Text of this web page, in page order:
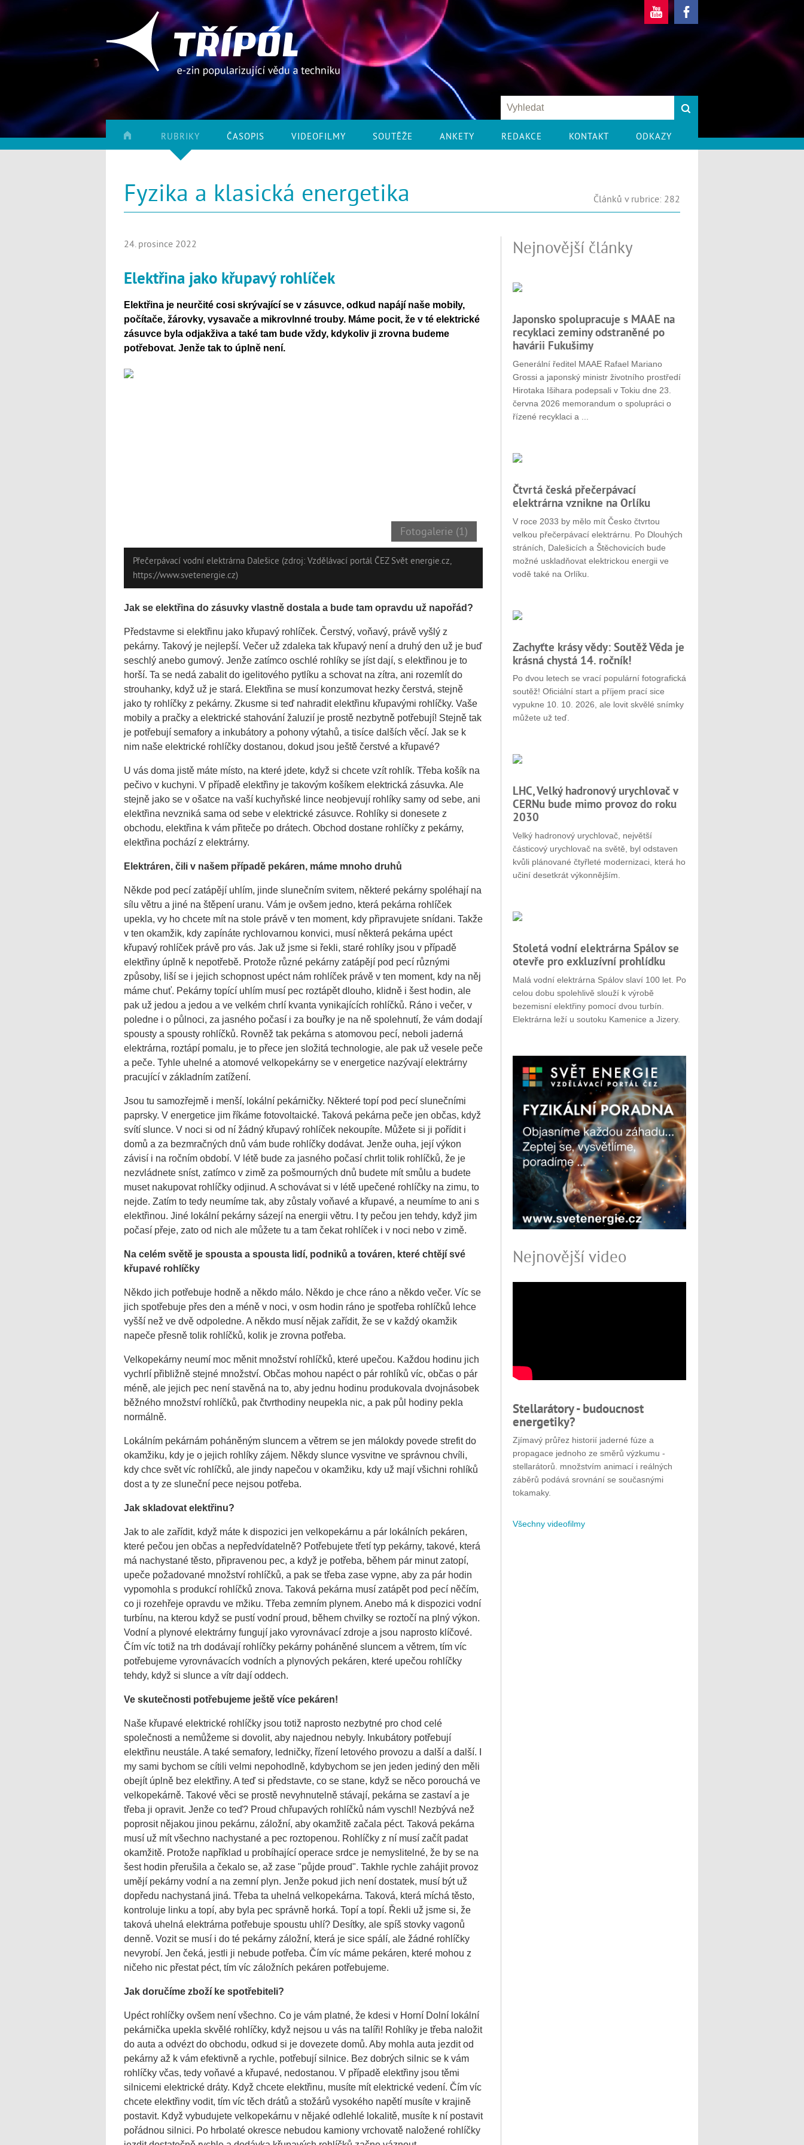
RUBRIKY ČASOPIS VIDEOFILMY SOUTĚŽE ANKETY REDAKCE KONTAKT ODKAZY
Fyzika a klasická energetika Článků v rubrice: 282
24. prosince 2022
Elektřina jako křupavý rohlíček
Elektřina je neurčité cosi skrývající se v zásuvce, odkud napájí naše mobily,
počítače, žárovky, vysavače a mikrovlnné trouby. Máme pocit, že v té elektrické
zásuvce byla odjakživa a také tam bude vždy, kdykoliv ji zrovna budeme
potřebovat. Jenže tak to úplně není.
Fotogalerie (1)
Přečerpávací vodní elektrárna Dalešice (zdroj: Vzdělávací portál ČEZ Svět energie.cz,
https://www.svetenergie.cz)
Jak se elektřina do zásuvky vlastně dostala a bude tam opravdu už napořád?
Představme si elektřinu jako křupavý rohlíček. Čerstvý, voňavý, právě vyšlý z
pekárny. Takový je nejlepší. Večer už zdaleka tak křupavý není a druhý den už je buď
seschlý anebo gumový. Jenže zatímco oschlé rohlíky se jíst dají, s elektřinou je to
horší. Ta se nedá zabalit do igelitového pytlíku a schovat na zítra, ani rozemlít do
strouhanky, když už je stará. Elektřina se musí konzumovat hezky čerstvá, stejně
jako ty rohlíčky z pekárny. Zkusme si teď nahradit elektřinu křupavými rohlíčky. Vaše
mobily a pračky a elektrické stahování žaluzií je prostě nezbytně potřebují! Stejně tak
je potřebují semafory a inkubátory a pohony výtahů, a tisíce dalších věcí. Jak se k
nim naše elektrické rohlíčky dostanou, dokud jsou ještě čerstvé a křupavé?
U vás doma jistě máte místo, na které jdete, když si chcete vzít rohlík. Třeba košík na
pečivo v kuchyni. V případě elektřiny je takovým košíkem elektrická zásuvka. Ale
stejně jako se v ošatce na vaší kuchyňské lince neobjevují rohlíky samy od sebe, ani
elektřina nevzniká sama od sebe v elektrické zásuvce. Rohlíky si donesete z
obchodu, elektřina k vám přiteče po drátech. Obchod dostane rohlíčky z pekárny,
elektřina pochází z elektrárny.
Elektráren, čili v našem případě pekáren, máme mnoho druhů
Někde pod pecí zatápějí uhlím, jinde slunečním svitem, některé pekárny spoléhají na
sílu větru a jiné na štěpení uranu. Vám je ovšem jedno, která pekárna rohlíček
upekla, vy ho chcete mít na stole právě v ten moment, kdy připravujete snídani. Takže
v ten okamžik, kdy zapínáte rychlovarnou konvici, musí některá pekárna upéct
křupavý rohlíček právě pro vás. Jak už jsme si řekli, staré rohlíky jsou v případě
elektřiny úplně k nepotřebě. Protože různé pekárny zatápějí pod pecí různými
způsoby, liší se i jejich schopnost upéct nám rohlíček právě v ten moment, kdy na něj
máme chuť. Pekárny topící uhlím musí pec roztápět dlouho, klidně i šest hodin, ale
pak už jedou a jedou a ve velkém chrlí kvanta vynikajících rohlíčků. Ráno i večer, v
poledne i o půlnoci, za jasného počasí i za bouřky je na ně spolehnutí, že vám dodají
spousty a spousty rohlíčků. Rovněž tak pekárna s atomovou pecí, neboli jaderná
elektrárna, roztápí pomalu, je to přece jen složitá technologie, ale pak už vesele peče
a peče. Tyhle uhelné a atomové velkopekárny se v energetice nazývají elektrárny
pracující v základním zatížení.
Jsou tu samozřejmě i menší, lokální pekárničky. Některé topí pod pecí slunečními
paprsky. V energetice jim říkáme fotovoltaické. Taková pekárna peče jen občas, když
svítí slunce. V noci si od ní žádný křupavý rohlíček nekoupíte. Můžete si ji pořídit i
domů a za bezmračných dnů vám bude rohlíčky dodávat. Jenže ouha, její výkon
závisí i na ročním období. V létě bude za jasného počasí chrlit tolik rohlíčků, že je
nezvládnete sníst, zatímco v zimě za pošmourných dnů budete mít smůlu a budete
muset nakupovat rohlíčky odjinud. A schovávat si v létě upečené rohlíčky na zimu, to
nejde. Zatím to tedy neumíme tak, aby zůstaly voňavé a křupavé, a neumíme to ani s
elektřinou. Jiné lokální pekárny sázejí na energii větru. I ty pečou jen tehdy, když jim
počasí přeje, zato od nich ale můžete tu a tam čekat rohlíček i v noci nebo v zimě.
Na celém světě je spousta a spousta lid í, podniků a továren, které chtějí své
křupavé rohlíčky
Někdo jich potřebuje hodně a někdo málo. Někdo je chce ráno a někdo večer. Víc se
jich spotřebuje přes den a méně v noci, v osm hodin ráno je spotřeba rohlíčků lehce
vyšší než ve dvě odpoledne. A někdo musí nějak zařídit, že se v každý okamžik
napeče přesně tolik rohlíčků, kolik je zrovna potřeba.
Velkopekárny neumí moc měnit množství rohlíčků, které upečou. Každou hodinu jich
vychrlí přibližně stejné množství. Občas mohou napéct o pár rohlíků víc, občas o pár
méně, ale jejich pec není stavěná na to, aby jednu hodinu produkovala dvojnásobek
běžného množství rohlíčků, pak čtvrthodiny neupekla nic, a pak půl hodiny pekla
normálně.
Lokálním pekárnám poháněným sluncem a větrem se jen málokdy povede strefit do
okamžiku, kdy je o jejich rohlíky zájem. Někdy slunce vysvitne ve správnou chvíli,
kdy chce svět víc rohlíčků, ale jindy napečou v okamžiku, kdy už mají všichni rohlíků
dost a ty ze sluneční pece nejsou potřeba.
Jak skladovat elektřinu?
Jak to ale zařídit, když máte k dispozici jen velkopekárnu a pár lokálních pekáren,
které pečou jen občas a nepředvídatelně? Potřebujete třetí typ pekárny, takové, která
má nachystané těsto, připravenou pec, a když je potřeba, během pár minut zatopí,
upeče požadované množství rohlíčků, a pak se třeba zase vypne, aby za pár hodin
vypomohla s produkcí rohlíčků znova. Taková pekárna musí zatápět pod pecí něčím,
co ji rozehřeje opravdu ve mžiku. Třeba zemním plynem. Anebo má k dispozici vodní
turbínu, na kterou když se pustí vodní proud, během chvilky se roztočí na plný výkon.
Vodní a plynové elektrárny fungují jako vyrovnávací zdroje a jsou naprosto klíčové.
Čím víc totiž na trh dodávají rohlíčky pekárny poháněné sluncem a větrem, tím víc
potřebujeme vyrovnávacích vodních a plynových pekáren, které upečou rohlíčky
tehdy, když si slunce a vítr dají oddech.
Ve skutečnosti potřebujeme ještě více pekáren!
Naše křupavé elektrické rohlíčky jsou totiž naprosto nezbytné pro chod celé
společnosti a nemůžeme si dovolit, aby najednou nebyly. Inkubátory potřebují
elektřinu neustále. A také semafory, ledničky, řízení letového provozu a další a další. I
my sami bychom se cítili velmi nepohodlně, kdybychom se jen jeden jediný den měli
obejít úplně bez elektřiny. A teď si představte, co se stane, když se něco porouchá ve
velkopekárně. Takové věci se prostě nevyhnutelně stávají, pekárna se zastaví a je
třeba ji opravit. Jenže co teď? Proud chřupavých rohlíčků nám vyschl! Nezbývá než
poprosit nějakou jinou pekárnu, záložní, aby okamžitě začala péct. Taková pekárna
musí už mít všechno nachystané a pec roztopenou. Rohlíčky z ní musí začít padat
okamžitě. Protože například u probíhající operace srdce je nemyslitelné, že by se na
šest hodin přerušila a čekalo se, až zase "půjde proud". Takhle rychle zahájit provoz
umějí pekárny vodní a na zemní plyn. Jenže pokud jich není dostatek, musí být už
dopředu nachystaná jiná. Třeba ta uhelná velkopekárna. Taková, která míchá těsto,
kontroluje linku a topí, aby byla pec správně horká. Topí a topí. Řekli už jsme si, že
taková uhelná elektrárna potřebuje spoustu uhlí? Desítky, ale spíš stovky vagonů
denně. Vozit se musí i do té pekárny záložní, která je sice spálí, ale žádné rohlíčky
nevyrobí. Jen čeká, jestli ji nebude potřeba. Čím víc máme pekáren, které mohou z
ničeho nic přestat péct, tím víc záložních pekáren potřebujeme.
Jak doručíme zboží ke spotřebiteli?
Upéct rohlíčky ovšem není všechno. Co je vám platné, že kdesi v Horní Dolní lokální
pekárnička upekla skvělé rohlíčky, když nejsou u vás na talíři! Rohlíky je třeba naložit
do auta a odvézt do obchodu, odkud si je dovezete domů. Aby mohla auta jezdit od
pekárny až k vám efektivně a rychle, potřebují silnice. Bez dobrých silnic se k vám
rohlíčky včas, tedy voňavé a křupavé, nedostanou. V případě elektřiny jsou těmi
silnicemi elektrické dráty. Když chcete elektřinu, musíte mít elektrické vedení. Čím víc
chcete elektřiny vodit, tím víc těch drátů a stožárů vysokého napětí musíte v krajině
postavit. Když vybudujete velkopekárnu v nějaké odlehlé lokalitě, musíte k ní postavit
pořádnou silnici. Po hrbolaté okresce nebudou kamiony vrchovatě naložené rohlíčky
Nejnovější články
Japonsko spolupracuje s MAAE na
recyklaci zeminy odstraněné po
havárii Fukušimy
Generální ředitel MAAE Rafael Mariano
Grossi a japonský ministr životního prostředí
Hirotaka Išihara podepsali v Tokiu dne 23.
června 2026 memorandum o spolupráci o
řízené recyklaci a ...
Čtvrtá česká přečerpávací
elektrárna vznikne na Orlíku
V roce 2033 by mělo mít Česko čtvrtou
velkou přečerpávací elektrárnu. Po Dlouhých
stráních, Dalešicích a Štěchovicích bude
možné uskladňovat elektrickou energii ve
vodě také na Orlíku.
Zachyťte krásy vědy: Soutěž Věda je
krásná chystá 14. ročník!
Po dvou letech se vrací populární fotografická
soutěž! Oficiální start a příjem prací sice
vypukne 10. 10. 2026, ale lovit skvělé snímky
můžete už teď.
LHC, Velký hadronový urychlovač v
CERNu bude mimo provoz do roku
2030
Velký hadronový urychlovač, největší
částicový urychlovač na světě, byl odstaven
kvůli plánované čtyřleté modernizaci, která ho
učiní desetkrát výkonnějším.
Stoletá vodní elektrárna Spálov se
otevře pro exkluzívní prohlídku
Malá vodní elektrárna Spálov slaví 100 let. Po
celou dobu spolehlivě slouží k výrobě
bezemisní elektřiny pomocí dvou turbín.
Elektrárna leží u soutoku Kamenice a Jizery.
Nejnovější video
Stellarátory - budoucnost
energetiky?
Zjímavý průřez historií jaderné fúze a
propagace jednoho ze směrů výzkumu -
stellarátorů. množstvím animací i reálných
záběrů podává srovnání se současnými
tokamaky.
Všechny videofilmy